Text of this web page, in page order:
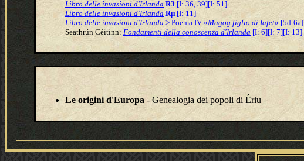
Libro delle invasioni d'Irlanda R3 [I: 36, 39][I: 51]
Libro delle invasioni d'Irlanda Rμ[I: 11]
Libro delle invasioni d'Irlanda >Poema IV «Magog figlio di Iafet» [5d-6a]
Seathrún Céitinn: Fondamenti della conoscenza d'Irlanda [I: 6][I: 7][I: 13]
Le origini d'Europa - Genealogia dei popoli di Ériu